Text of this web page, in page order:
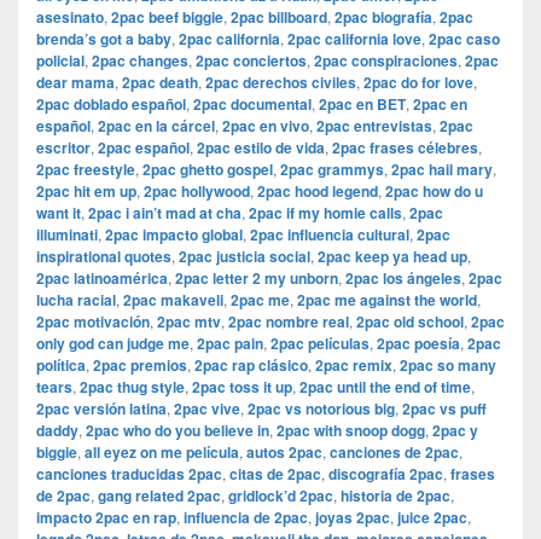
asesinato, 2pac beef biggie, 2pac billboard, 2pac biografía, 2pac
brenda’s got a baby, 2pac california, 2pac california love, 2pac caso
policial, 2pac changes, 2pac conciertos, 2pac conspiraciones, 2pac
dear mama, 2pac death, 2pac derechos civiles, 2pac do for love,
2pac doblado español, 2pac documental, 2pac en BET, 2pac en
español, 2pac en la cárcel, 2pac en vivo, 2pac entrevistas, 2pac
escritor, 2pac español, 2pac estilo de vida, 2pac frases célebres,
2pac freestyle, 2pac ghetto gospel, 2pac grammys, 2pac hail mary,
2pac hit em up, 2pac hollywood, 2pac hood legend, 2pac how do u
want it, 2pac i ain’t mad at cha, 2pac if my homie calls, 2pac
illuminati, 2pac impacto global, 2pac influencia cultural, 2pac
inspirational quotes, 2pac justicia social, 2pac keep ya head up,
2pac latinoamérica, 2pac letter 2 my unborn, 2pac los ángeles, 2pac
lucha racial, 2pac makaveli, 2pac me, 2pac me against the world,
2pac motivación, 2pac mtv, 2pac nombre real, 2pac old school, 2pac
only god can judge me, 2pac pain, 2pac películas, 2pac poesía, 2pac
política, 2pac premios, 2pac rap clásico, 2pac remix, 2pac so many
tears, 2pac thug style, 2pac toss it up, 2pac until the end of time,
2pac versión latina, 2pac vive, 2pac vs notorious big, 2pac vs puff
daddy, 2pac who do you believe in, 2pac with snoop dogg, 2pac y
biggie, all eyez on me película, autos 2pac, canciones de 2pac,
canciones traducidas 2pac, citas de 2pac, discografía 2pac, frases
de 2pac, gang related 2pac, gridlock’d 2pac, historia de 2pac,
impacto 2pac en rap, influencia de 2pac, joyas 2pac, juice 2pac,